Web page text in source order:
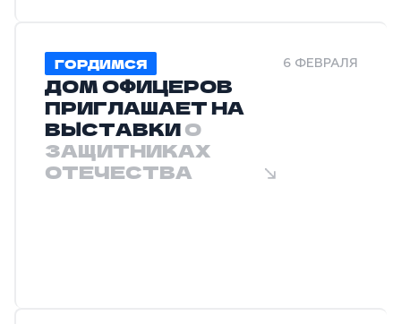
ГОРДИМСЯ 6 ФЕВРАЛЯ
ДОМ ОФИЦЕРОВ
ПРИГЛАШАЕТ НА
ВЫСТАВКИО
ЗАЩИТНИКАХ
ОТЕЧЕСТВА